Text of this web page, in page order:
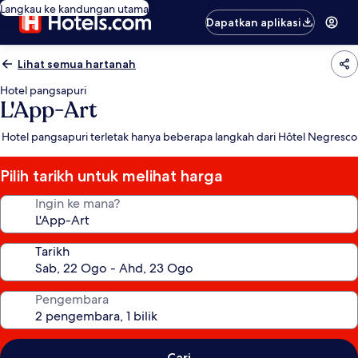
Langkau ke kandungan utama
Dapatkan aplikasi
Lihat semua hartanah
Hotel pangsapuri
L'App-Art
Hotel pangsapuri terletak hanya beberapa langkah dari Hôtel Negresco
Pilih tarikh untuk melihat harga
Ingin ke mana?
Tarikh
Pengembara